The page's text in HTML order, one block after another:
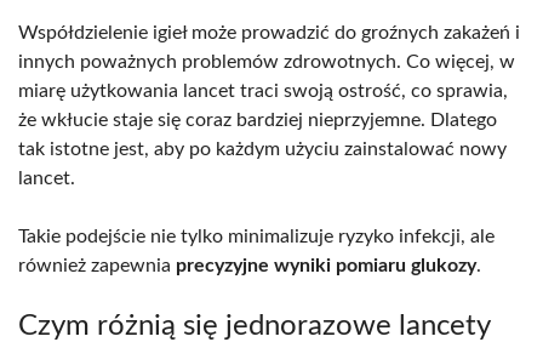
Współdzielenie igieł może prowadzić do groźnych zakażeń i
innych poważnych problemów zdrowotnych. Co więcej, w
miarę użytkowania lancet traci swoją ostrość, co sprawia,
że wkłucie staje się coraz bardziej nieprzyjemne. Dlatego
tak istotne jest, aby po każdym użyciu zainstalować nowy
lancet.
Takie podejście nie tylko minimalizuje ryzyko infekcji, ale
również zapewnia precyzyjne wyniki pomiaru glukozy.
Czym różnią się jednorazowe lancety